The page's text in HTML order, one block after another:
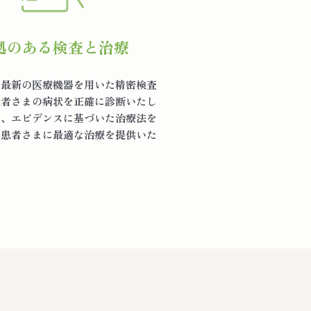
のある検査と治療
新の医療機器を用いた精密検査
さまの病状を正確に診断いたし
エビデンスに基づいた治療法を
者さまに最適な治療を提供いた